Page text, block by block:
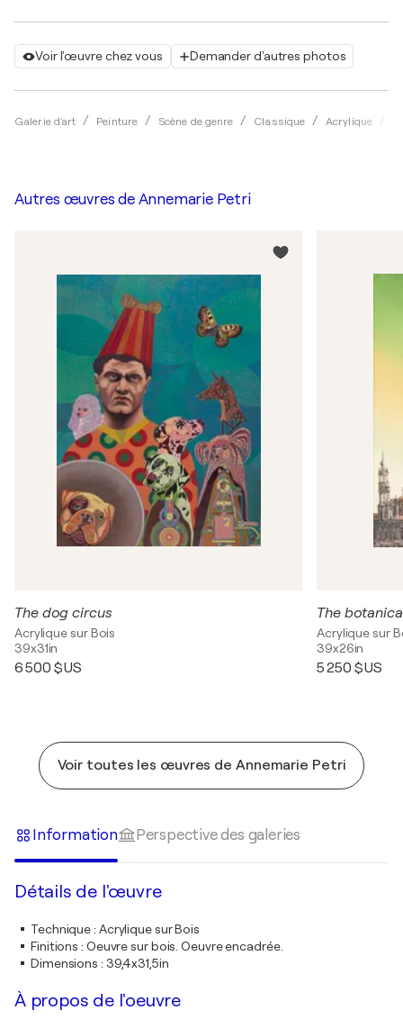
Voir l'œuvre chez vous Demander d'autres photos
Galerie d'art Peinture Scène de genre Classique Acrylique
Autres œuvres de Annemarie Petri
The dog circus
Acrylique sur Bois
39x31in
6 500 $US
The
Acrylique sur
39x26in
5 250 $US
Voir toutes les œuvres de Annemarie Petri
Information Perspective des galeries
Détails de l'œuvre
Technique: Acrylique sur Bois
Finitions : Oeuvre sur bois. Oeuvre encadrée.
Dimensions : 39,4x31,5in
À propos de l'oeuvre